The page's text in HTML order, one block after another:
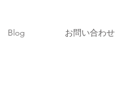
Blog お問い合わせ